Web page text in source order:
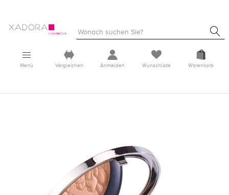
Menü Vergleichen Anmelden Wunschliste Warenkorb